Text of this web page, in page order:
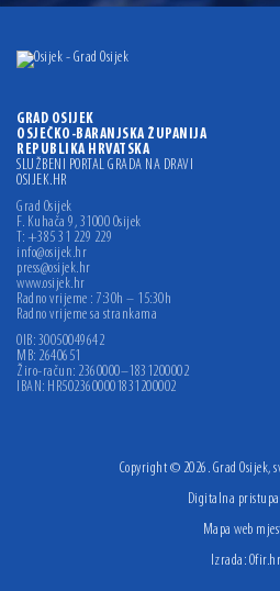
GRAD OSIJEK
OSJEČKO-BARANJSKA ŽUPANIJA
REPUBLIKA HRVATSKA
SLUŽBENI PORTAL GRADA NA DRAVI
OSIJEK.HR
Grad Osijek
F. Kuhača 9, 31000 Osijek
T: +385 31 229 229
info@osijek.hr
press@osijek.hr
www.osijek.hr
Radno vrijeme : 7:30h – 15:30h
Radno vrijeme sa strankama
OIB: 30050049642
MB: 2640651
Žiro-račun: 2360000–1831200002
IBAN: HR5023600001831200002
Copyright © 2026. Grad Osijek,
Digitalna
Mapa web
Izrada: Ofir.hr